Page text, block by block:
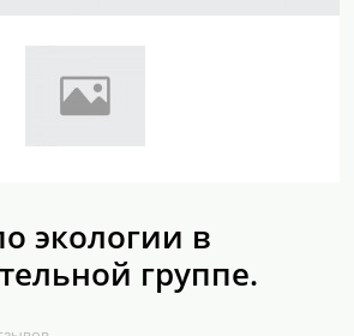
экологии в
группе.